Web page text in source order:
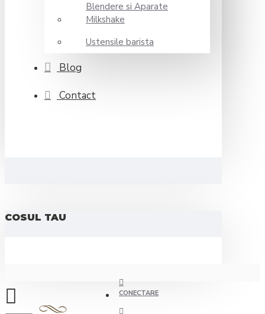
Blendere si Aparate
Milkshake
Ustensile barista
Blog
Contact
COSUL TAU
CONECTARE